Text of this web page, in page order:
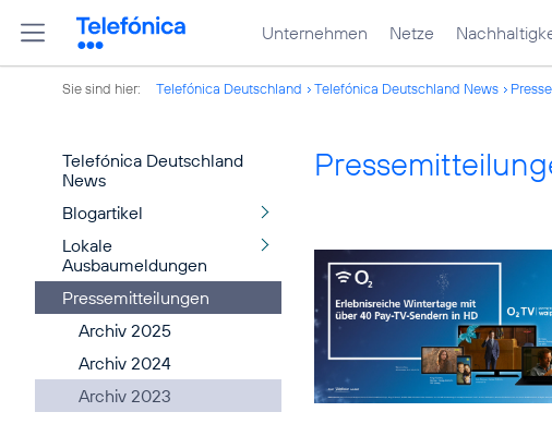
Unternehmen Netze
Sie sind hier: Telefónica Deutschland Telefónica Deutschland News
Telefónica Deutschland
News
Blogartikel
Lokale
Ausbaumeldungen
Pressemitteilungen
Archiv 2025
Archiv 2024
Archiv 2023